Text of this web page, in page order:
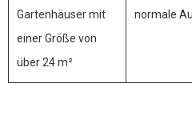
Gartenhäuser mit
einer Größe von
über 24 m²
normale